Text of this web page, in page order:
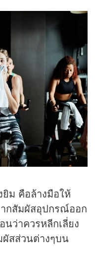
ยิม คือล้างมือให้
กสัมผัสอุปกรณ์ออก
ว่าควรหลีกเลี่ยง
ผัสส่วนต่างๆบน